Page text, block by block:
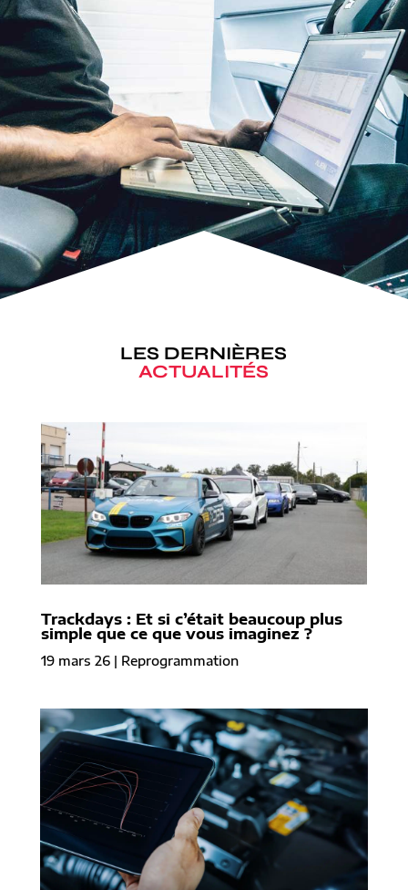
LES DERNIÈRES
ACTUALITÉS
Trackdays : Et si c’était beaucoup plus
simple que ce que vous imaginez ?
19 mars 26| Reprogrammation